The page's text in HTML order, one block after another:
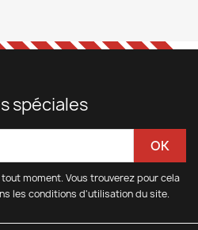
spéciales
moment. Vous trouverez pour cela
les conditions d'utilisation du site.